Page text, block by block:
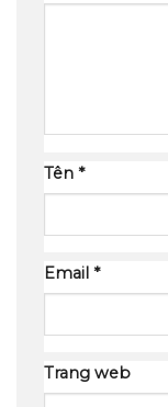
Tên *
Email *
Trang web